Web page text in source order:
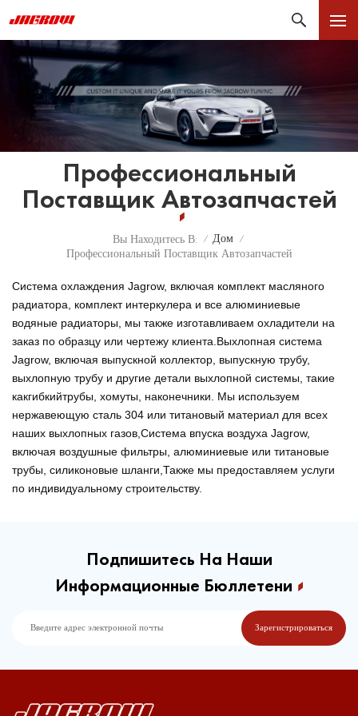
Профессиональный
Поставщик Автозапчастей
Вы Находитесь В: / Дом /
Профессиональный Поставщик Автозапчастей
Система охлаждения Jagrow, включая комплект масляного
радиатора, комплект интеркулера и все алюминиевые
водяные радиаторы, мы также изготавливаем охладители на
заказ по образцу или чертежу клиента. Выхлопная система
Jagrow, включая выпускной коллектор, выпускную трубу,
выхлопную трубу и другие детали выхлопной системы, такие
какгибкийтрубы, хомуты, наконечники. Мы используем
нержавеющую сталь 304 или титановый материал для всех
наших выхлопных газов, Система впуска воздуха Jagrow,
включая воздушные фильтры, алюминиевые или титановые
трубы, силиконовые шланги, Также мы предоставляем услуги
по индивидуальному строительству.
Подпишитесь На Наши
Информационные Бюллетени